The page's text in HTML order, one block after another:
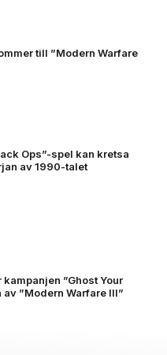
till ”Modern Warfare
Ops”-spel kan kretsa
av 1990-talet
”Ghost Your
”Modern Warfare lll”